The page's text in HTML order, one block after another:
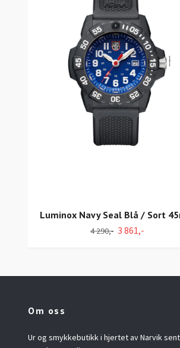
Luminox Navy Seal Blå / Sort
4 290,- 3 861,-
Om oss
Ur og smykkebutikk i hjertet av Narvik